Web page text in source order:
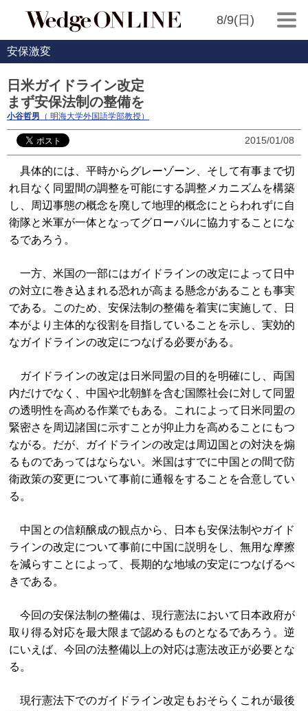
8/9(日)
安保激変
日米ガイドライン改定
まず安保法制の整備を
小谷哲男 （ 明海大学外国語学部教授）
2015/01/08
具体的には、平時からグレーゾーン、そして有事まで切
れ目なく同盟間の調整を可能にする調整メカニズムを構築
し、周辺事態の概念を廃して地理的概念にとらわれずに自
衛隊と米軍が一体となってグローバルに協力することにな
るであろう。
一方、米国の一部にはガイドラインの改定によって日中
の対立に巻き込まれる恐れが高まる懸念があることも事実
である。このため、安保法制の整備を着実に実施して、日
本がより主体的な役割を目指していることを示し、実効的
なガイドラインの改定につなげる必要がある。
ガイドラインの改定は日米同盟の目的を明確にし、両国
内だけでなく、中国や北朝鮮を含む国際社会に対して同盟
の透明性を高める作業でもある。これによって日米同盟の
緊密さを周辺諸国に示すことが抑止力を高めることにもつ
ながる。だが、ガイドラインの改定は周辺国との対決を煽
るものであってはならない。米国はすでに中国との間で防
衛政策の変更について事前に通報をすることを合意してい
る。
中国との信頼醸成の観点から、日本も安保法制やガイド
ラインの改定について事前に中国に説明をし、無用な摩擦
を減らすことによって、長期的な地域の安定につなげるべ
きである。
今回の安保法制の整備は、現行憲法において日本政府が
取り得る対応を最大限まで認めるものとなるであろう。逆
にいえば、今回の法整備以上の対応は憲法改正が必要とな
る。
現行憲法下でのガイドライン改定もおそらくこれが最後